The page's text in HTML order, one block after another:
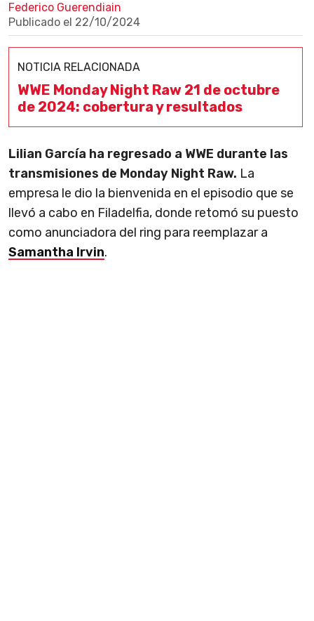
Federico Guerendiain
Publicado el 22/10/2024
NOTICIA RELACIONADA
WWE Monday Night Raw 21 de octubre
de 2024: cobertura y resultados
Lilian García ha regresado a WWE durante las
transmisiones de Monday Night Raw. La
empresa le dio la bienvenida en el episodio que se
llevó a cabo en Filadelfia, donde retomó su puesto
como anunciadora del ring para reemplazar a
Samantha Irvin.